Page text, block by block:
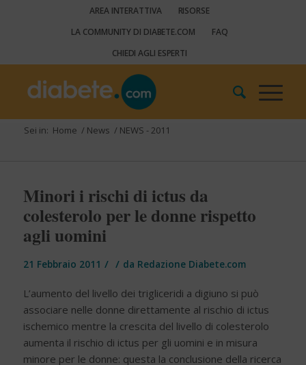
AREA INTERATTIVA
RISORSE
LA COMMUNITY DI DIABETE.COM
FAQ
CHIEDI AGLI ESPERTI
Sei in: Home / News / NEWS - 2011
Minori i rischi di ictus da
colesterolo per le donne rispetto
agli uomini
21 Febbraio 2011 / / da Redazione Diabete.com
L’aumento del livello dei trigliceridi a digiuno si può
associare nelle donne direttamente al rischio di ictus
ischemico mentre la crescita del livello di colesterolo
aumenta il rischio di ictus per gli uomini e in misura
minore per le donne: questa la conclusione della ricerca